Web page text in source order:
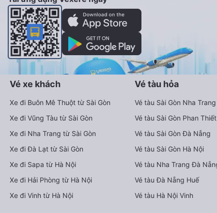
Vé xe khách
Xe đi Buôn Mê Thuột từ Sài Gòn
Xe đi Vũng Tàu từ Sài Gòn
Xe đi Nha Trang từ Sài Gòn
Xe đi Đà Lạt từ Sài Gòn
Xe đi Sapa từ Hà Nội
Xe đi Hải Phòng từ Hà Nội
Xe đi Vinh từ Hà Nội
Vé tàu hỏa
Vé tàu Sài Gòn Nha Trang
Vé tàu Sài Gòn Phan Thiết
Vé tàu Sài Gòn Đà Nẵng
Vé tàu Sài Gòn Hà Nội
Vé tàu Nha Trang Đà
Vé tàu Đà Nẵng Huế
Vé tàu Hà Nội Vinh